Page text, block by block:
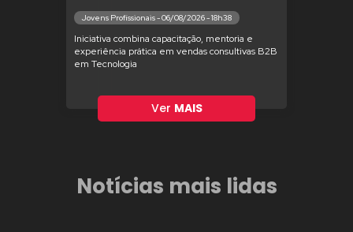
Jovens Profissionais - 06/08/2026 - 18h38
Iniciativa combina capacitação, mentoria e
experiência prática em vendas consultivas B2B
em Tecnologia
Ver MAIS
Notícias mais lidas